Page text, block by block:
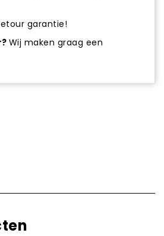
garantie!
Wij maken graag een